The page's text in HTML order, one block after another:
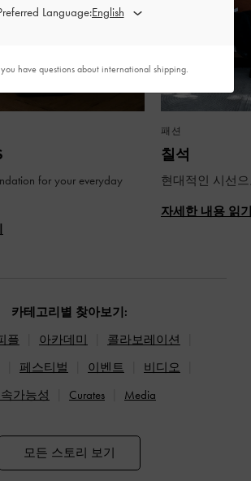
for your everyday
패션
칠석
현대적인 시선
자세한 내용 읽
카테고리별 찾아보기:
플 아카데미
콜라보레이션
페스티벌 이벤트
비디오
가능성
Curates Media
모든 스토리 보기
Language:
have questions about international shipping.